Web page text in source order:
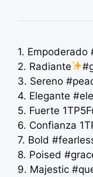
1.
2. Radiante
3. Sereno
4. Elegante
5. Fuerte
6. Confianza
7. Bold
8. Poised
9. Majestic